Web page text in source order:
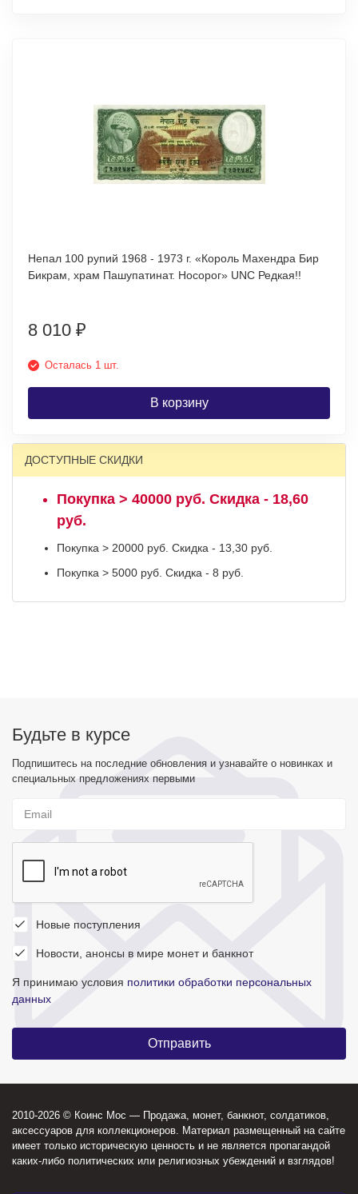
Непал 100 рупий 1968 - 1973 г. «Король Махендра Бир
Бикрам, храм Пашупатинат. Носорог» UNC Редкая!!
8 010 ₽
Осталась 1 шт.
В корзину
ДОСТУПНЫЕ СКИДКИ
Покупка > 40000 руб. Скидка - 18,60
руб.
Покупка > 20000 руб. Скидка - 13,30 руб.
Покупка > 5000 руб. Скидка - 8 руб.
Будьте в курсе
Подпишитесь на последние обновления и узнавайте о новинках и
специальных предложениях первыми
Новые поступления
Новости, анонсы в мире монет и банкнот
Я принимаю условия политики обработки персональных
данных
2010-2026 © Коинс Мос — Продажа, монет, банкнот, солдатиков,
аксессуаров для коллекционеров. Материал размещенный на сайте
имеет только историческую ценность и не является пропагандой
каких-либо политических или религиозных убеждений и взглядов!